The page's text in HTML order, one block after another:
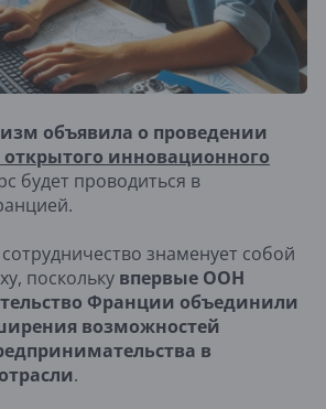
объявила о проведении
инновационного
будет проводиться в
знаменует собой
поскольку впервые ООН
Франции объединили
возможностей
в
.